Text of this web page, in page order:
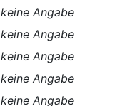
keine Angabe
keine Angabe
keine Angabe
keine Angabe
keine Angabe